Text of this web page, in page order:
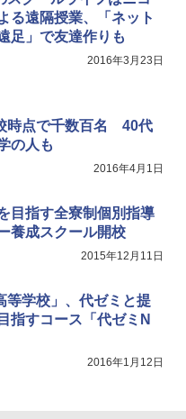
る遠隔授業、「ネット
足」で友達作りも
2016年3月23日
時点で千数百名 40代
の人も
2016年4月1日
目指す全寮制個別指導
養成スクール開校
2015年12月11日
等学校」、代ゼミと提
指すコース「代ゼミN
2016年1月12日